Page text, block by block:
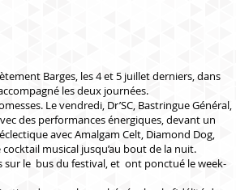
Barges, les 4 et 5 juillet derniers, dans
les deux journées.
Le vendredi, Dr’SC, Bastringue Général,
des performances énergiques, devant un
avec Amalgam Celt, Diamond Dog,
musical jusqu’au bout de la nuit.
sur le bus du festival, et ont ponctué le week-